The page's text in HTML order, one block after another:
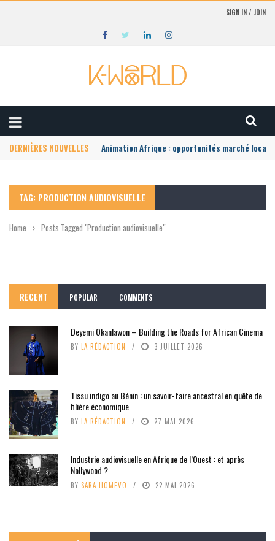
SIGN IN / JOIN
DERNIÈRES NOUVELLES Animation Afrique : opportunités marché local
TAG: PRODUCTION AUDIOVISUELLE
Home › Posts Tagged "Production audiovisuelle"
RECENT POPULAR COMMENTS
Deyemi Okanlawon – Building the Roads for African Cinema
BY LA RÉDACTION 3 JUILLET 2026
Tissu indigo au Bénin : un savoir-faire ancestral en quête de
filière économique
BY LA RÉDACTION 27 MAI 2026
Industrie audiovisuelle en Afrique de l’Ouest : et après
Nollywood ?
BY SARA HOMEVO 22 MAI 2026